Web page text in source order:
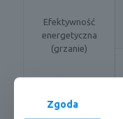
Efektywność
energetyczna
(grzanie)
Zgoda